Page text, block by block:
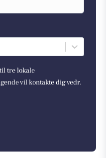
tre lokale
vil kontakte dig vedr.